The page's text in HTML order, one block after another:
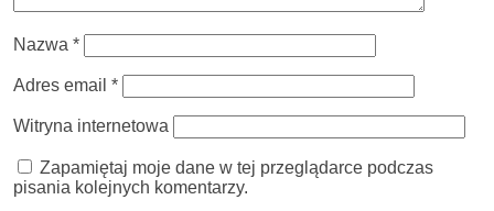
Nazwa *
Adres email *
Witryna internetowa
Zapamiętaj moje dane w tej przeglądarce podczas
pisania kolejnych komentarzy.